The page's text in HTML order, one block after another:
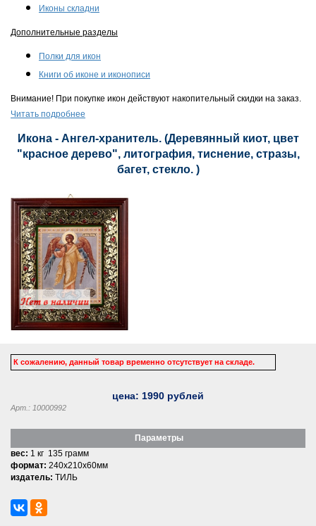
Иконы складни
Дополнительные разделы
Полки для икон
Книги об иконе и иконописи
Внимание! При покупке икон действуют накопительный скидки на заказ.
Читать подробнее
Икона - Ангел-хранитель. (Деревянный киот, цвет
"красное дерево", литография, тиснение, стразы,
багет, стекло. )
К сожалению, данный товар временно отсутствует на складе.
цена: 1990 рублей
Арт.: 10000992
Параметры
вес: 1 кг 135 грамм
формат: 240x210x60мм
издатель: ТИЛЬ